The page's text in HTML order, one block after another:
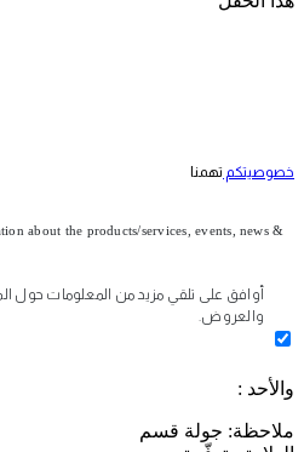
خصوصيتكم تهمنا
about the products/services, events, news &
أوافق على تلقي مزيد من المعلومات حول
والعروض.
والأحد :
ملاحظة: جولة قسم